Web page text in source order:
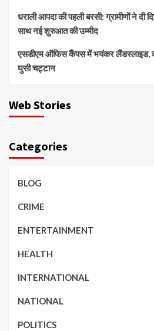
धराली आपदा की पहली बरसी: ग्रामीणों ने दी
साथ नई शुरुआत की उम्मीद
एसडीएम ऑफिस कैंपस में भयंकर लैंडस्लाइड,
घुसी चट्टान
Web Stories
Categories
BLOG
CRIME
ENTERTAINMENT
HEALTH
INTERNATIONAL
NATIONAL
POLITICS